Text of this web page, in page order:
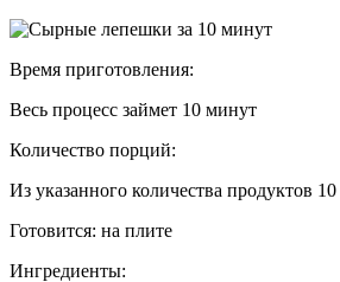
Время приготовления:
Весь процесс займет 10 минут
Количество порций:
Из указанного количества продуктов
Готовится: на плите
Ингредиенты: